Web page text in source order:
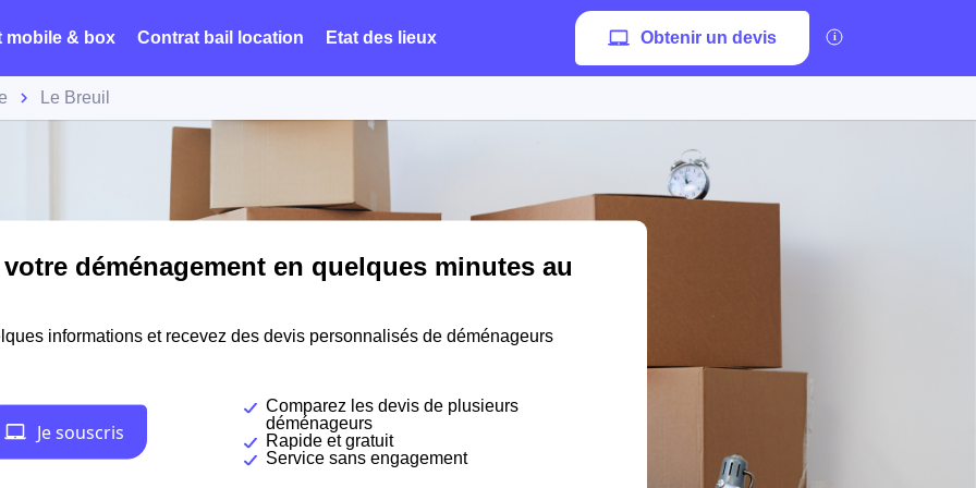
mobile & box Contrat bail location Etat des lieux Obtenir un devis
Le Breuil